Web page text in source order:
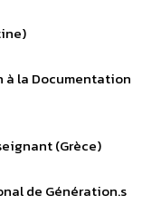
à la Documentation
(Grèce)
de Génération.s